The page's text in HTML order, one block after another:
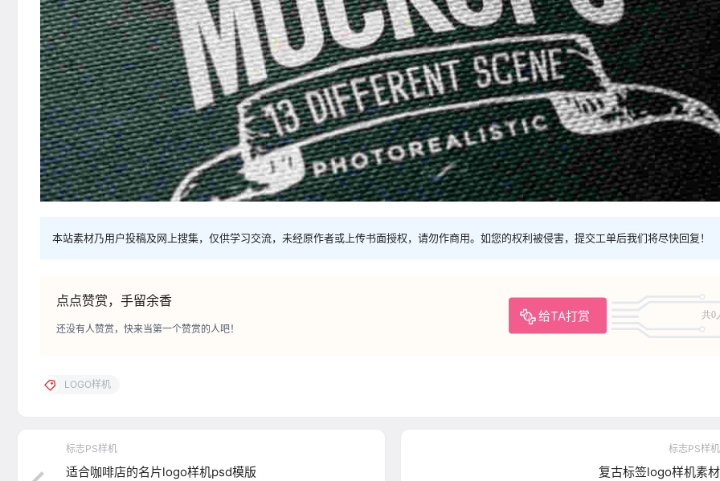
本站素材乃用户投稿及网上搜集，仅供学习交流，未经原作者或上传书面授权，请勿作商用。如您的权利被侵害，提交工单后我们将尽快回复！
点点赞赏，手留余香
给TA打赏 共0
还没有人赞赏，快来当第一个赞赏的人吧！
LOGO样机
标志PS样机
适合咖啡店的名片logo样机psd模版
标志PS样机
复古标签logo样机素材